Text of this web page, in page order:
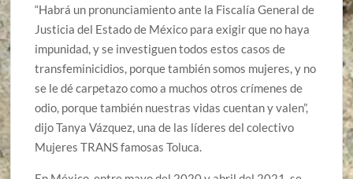
“Habrá un pronunciamiento ante la Fiscalía General de
Justicia del Estado de México para exigir que no haya
impunidad, y se investiguen todos estos casos de
transfeminicidios, porque también somos mujeres, y no
se le dé carpetazo como a muchos otros crímenes de
odio, porque también nuestras vidas cuentan y valen”,
dijo Tanya Vázquez, una de las líderes del colectivo
Mujeres TRANS famosas Toluca.